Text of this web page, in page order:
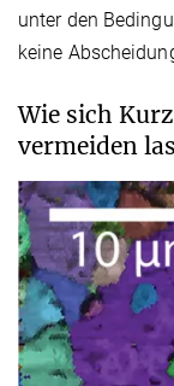
unter den
keine
Wie sich
vermeiden